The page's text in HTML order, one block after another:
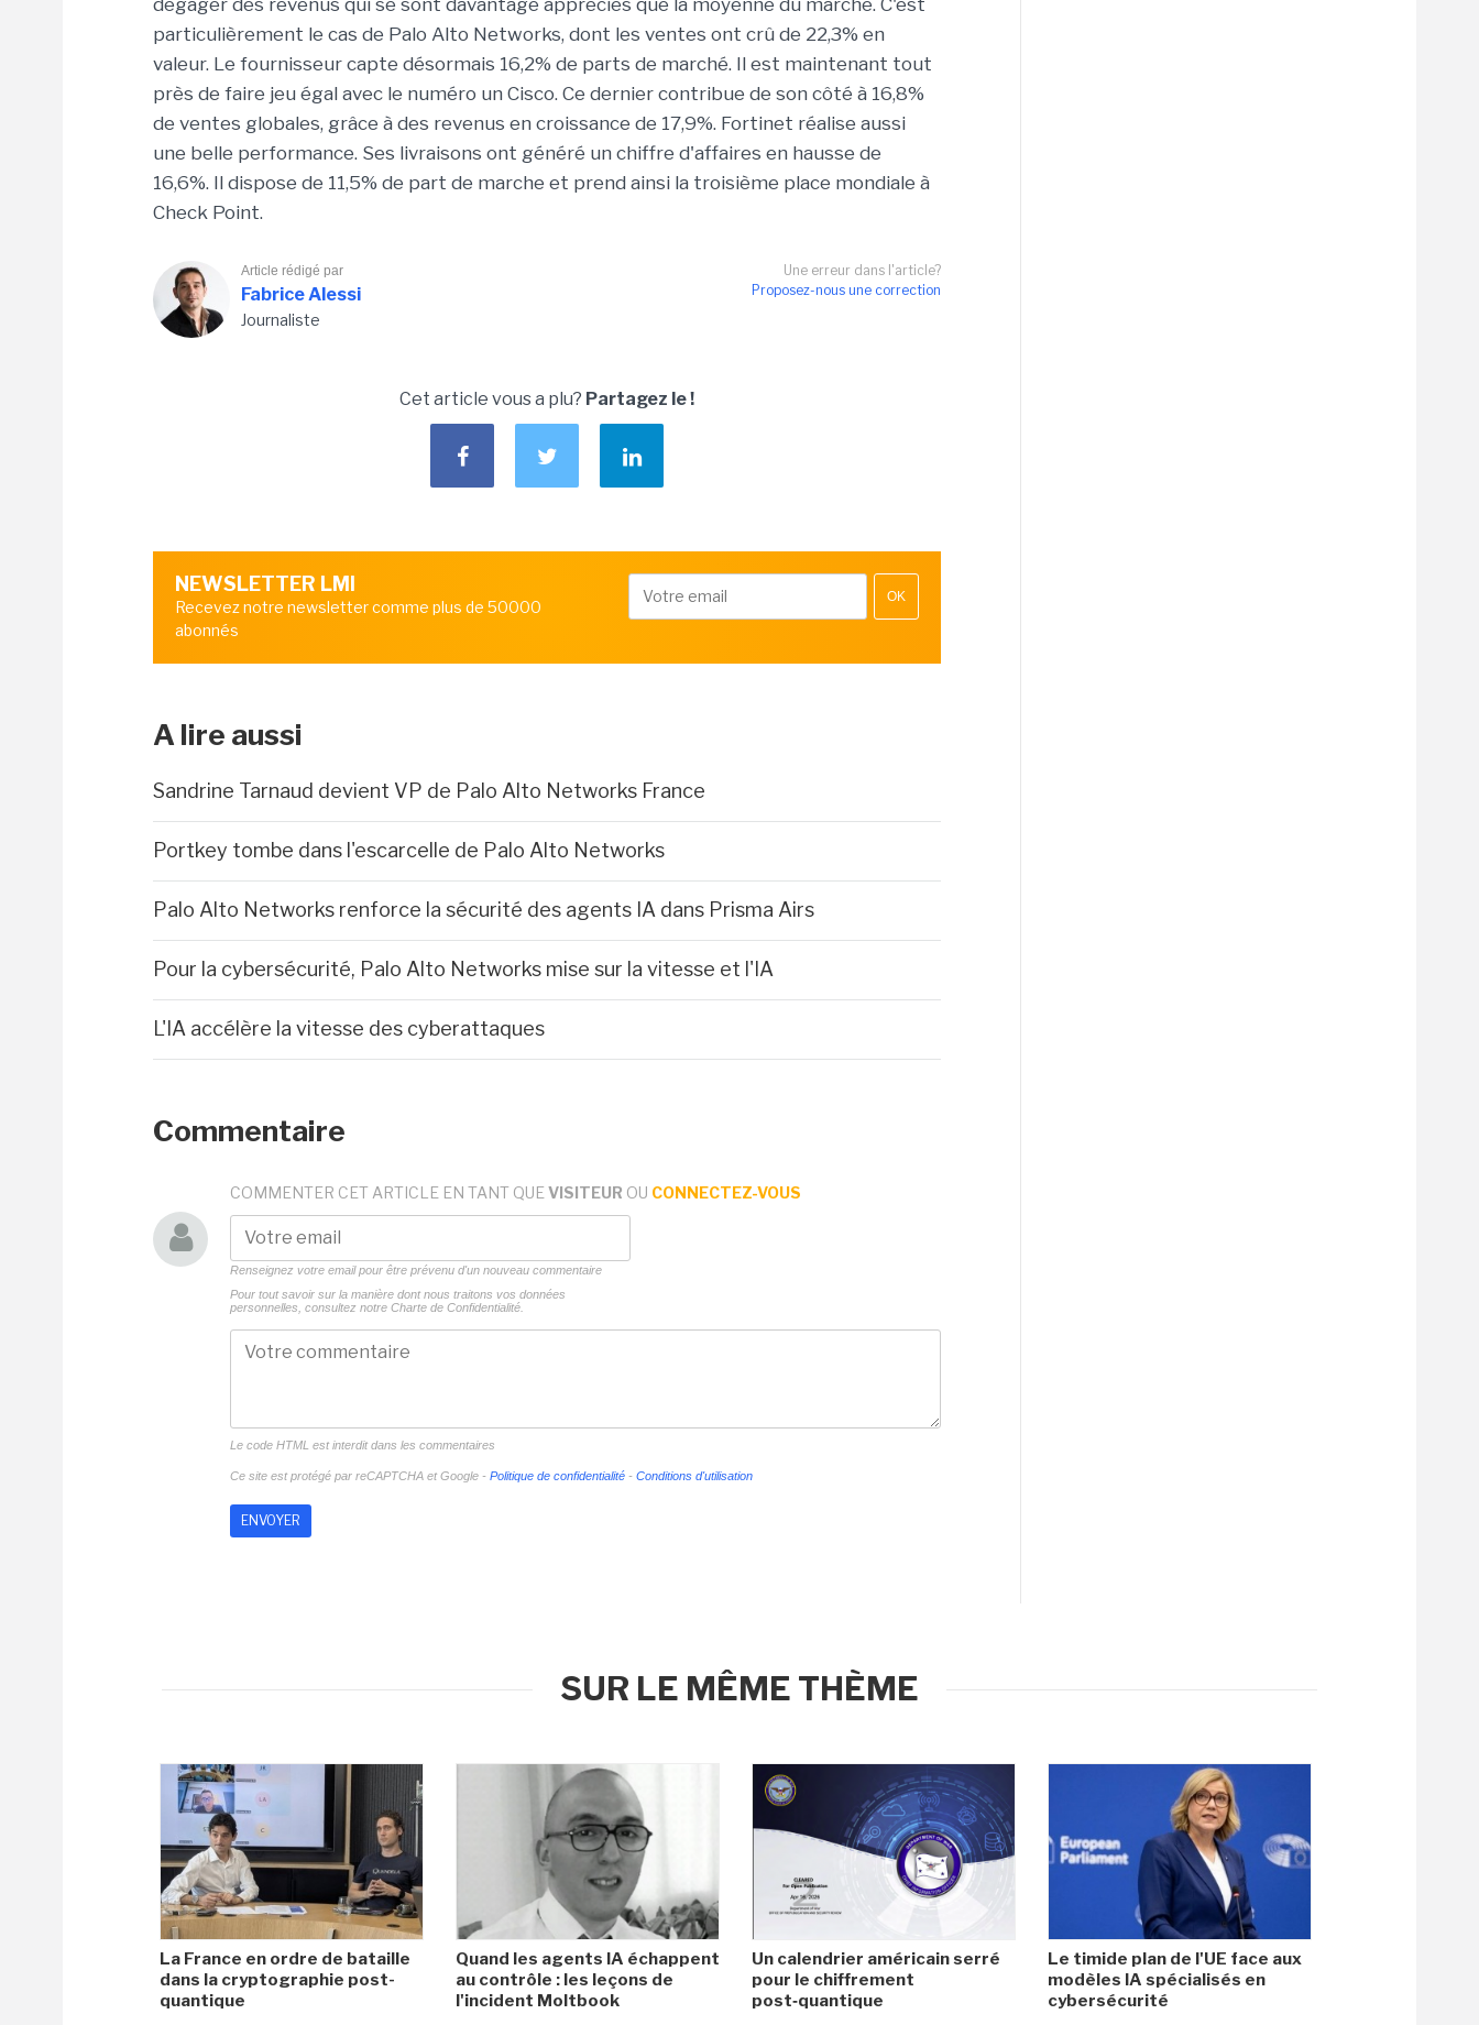
dégager des revenus qui se sont davantage appréciés que la moyenne du marché. C'est
particulièrement le cas de Palo Alto Networks, dont les ventes ont crû de 22,3% en
valeur. Le fournisseur capte désormais 16,2% de parts de marché. Il est maintenant tout
près de faire jeu égal avec le numéro un Cisco. Ce dernier contribue de son côté à 16,8%
de ventes globales, grâce à des revenus en croissance de 17,9%. Fortinet réalise aussi
une belle performance. Ses livraisons ont généré un chiffre d'affaires en hausse de
16,6%. Il dispose de 11,5% de part de marche et prend ainsi la troisième place mondiale à
Check Point.
Une erreur dans l'article?
Proposez-nous une correction
Article rédigé par
Fabrice Alessi
Journaliste
Cet article vous a plu? Partagez le !
NEWSLETTER LMI
Recevez notre newsletter comme plus de 50000
abonnés
OK
A lire aussi
Sandrine Tarnaud devient VP de Palo Alto Networks France
Portkey tombe dans l'escarcelle de Palo Alto Networks
Palo Alto Networks renforce la sécurité des agents IA dans Prisma Airs
Pour la cybersécurité, Palo Alto Networks mise sur la vitesse et l'IA
L'IA accélère la vitesse des cyberattaques
Commentaire
COMMENTER CET ARTICLE EN TANT QUE VISITEUR OU CONNECTEZ-VOUS
Renseignez votre email pour être prévenu d'un nouveau commentaire
Pour tout savoir sur la manière dont nous traitons vos données
personnelles, consultez notre Charte de Confidentialité.
Le code HTML est interdit dans les commentaires
Ce site est protégé par reCAPTCHA et Google - Politique de confidentialité - Conditions d'utilisation
SUR LE MÊME THÈME
La France en ordre de bataille
dans la cryptographie post-
quantique
Quand les agents IA échappent
au contrôle : les leçons de
l'incident Moltbook
Un calendrier américain serré
pour le chiffrement
post‑quantique
Le timide plan de l'UE face aux
modèles IA spécialisés en
cybersécurité